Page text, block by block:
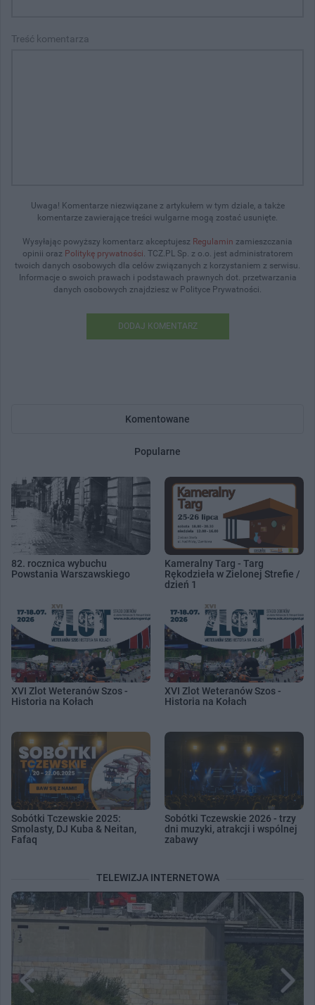
Treść komentarza
Uwaga! Komentarze niezwiązane z artykułem w tym dziale, a także
komentarze zawierające treści wulgarne mogą zostać usunięte.
Wysyłając powyższy komentarz akceptujesz Regulamin zamieszczania
opinii oraz Politykę prywatności. TCZ.PL Sp. z o.o. jest administratorem
twoich danych osobowych dla celów związanych z korzystaniem z serwisu.
Informacje o swoich prawach i podstawach prawnych dot. przetwarzania
danych osobowych znajdziesz w Polityce Prywatności.
DODAJ KOMENTARZ
Komentowane
Popularne
82. rocznica wybuchu
Powstania Warszawskiego
Kameralny Targ - Targ
Rękodzieła w Zielonej Strefie /
dzień 1
XVI Zlot Weteranów Szos -
Historia na Kołach
XVI Zlot Weteranów Szos -
Historia na Kołach
Sobótki Tczewskie 2025:
Smolasty, DJ Kuba & Neitan,
Fafaq
Sobótki Tczewskie 2026 - trzy
dni muzyki, atrakcji i wspólnej
zabawy
TELEWIZJA INTERNETOWA